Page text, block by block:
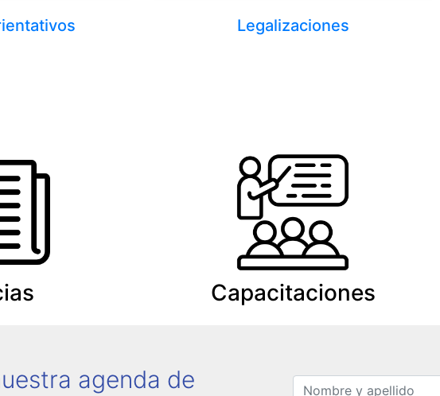
Legalizaciones
Capacitaciones
agenda de